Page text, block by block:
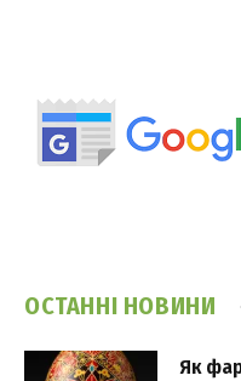
ОСТАННІ НОВИНИ
Як